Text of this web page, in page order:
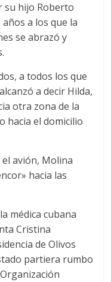
su hijo Roberto
a los que la
se abrazó y
a todos los que
a decir Hilda,
otra zona de la
hacia el domicilio
avión, Molina
hacia las
médica cubana
Cristina
de Olivos
partiera rumbo